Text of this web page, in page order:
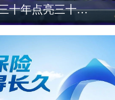
新华保险发布“三十年点亮三十城”全国人才计划